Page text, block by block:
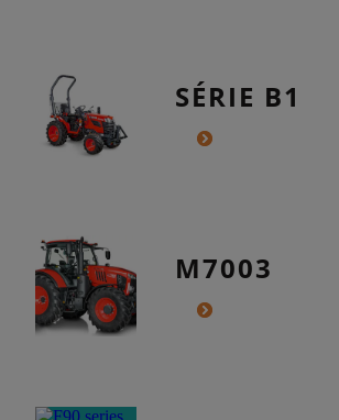
SÉRIE B1
M7003